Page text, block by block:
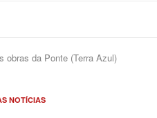
obras da Ponte (Terra Azul)
NOTÍCIAS